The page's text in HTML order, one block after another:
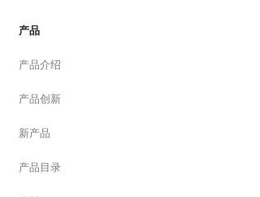
产品
产品介绍
产品创新
新产品
产品目录